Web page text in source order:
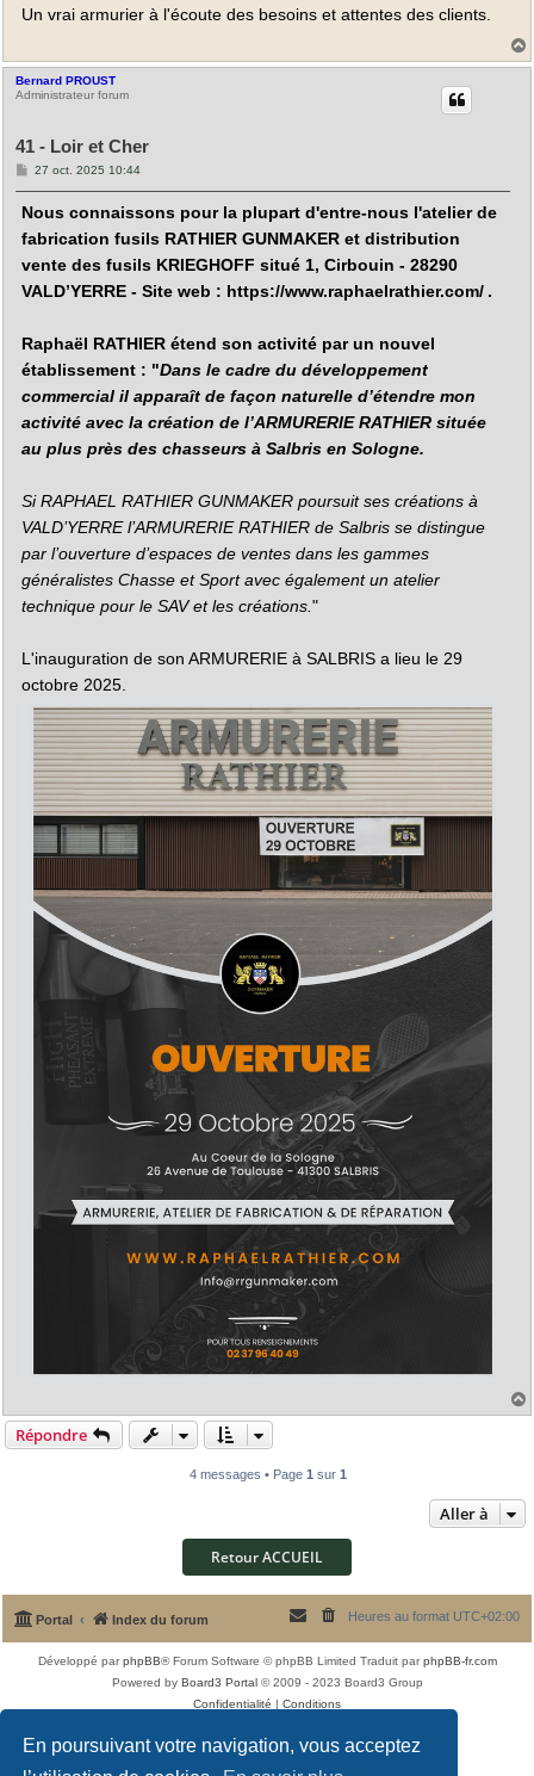
En poursuivant votre navigation, vous acceptez
Un vrai armurier à l'écoute des besoins et attentes des clients.
Bernard PROUST
Administrateur forum
41 - Loir et Cher
M
s
g
27 oct. 2025 10:44
Nous connaissons pour la plupart d'entre-nous l'atelier de
fabrication fusils RATHIER GUNMAKER et distribution
vente des fusils KRIEGHOFF situé 1, Cirbouin - 28290
VALD’YERRE - Site web : https://www.raphaelrathier.com/ .
Raphaël RATHIER étend son activité par un nouvel
établissement : "Dans le cadre du développement
commercial il apparaît de façon naturelle d’étendre mon
activité avec la création de l’ARMURERIE RATHIER située
au plus près des chasseurs à Salbris en Sologne.
Si RAPHAEL RATHIER GUNMAKER poursuit ses créations à
VALD’YERRE l’ARMURERIE RATHIER de Salbris se distingue
par l’ouverture d’espaces de ventes dans les gammes
généralistes Chasse et Sport avec également un atelier
technique pour le SAV et les créations."
L'inauguration de son ARMURERIE à SALBRIS a lieu le 29
octobre 2025.
Répondre
4 messages • Page 1 sur 1
Aller à
Retour ACCUEIL
Portal Index du forum Heures au format UTC+02:00
Développé parphpBB® Forum Software © phpBB Limited Traduit parphpBB-fr.com
Powered by Board3 Portal© 2009 - 2023 Board3 Group
Confidentialité | Conditions